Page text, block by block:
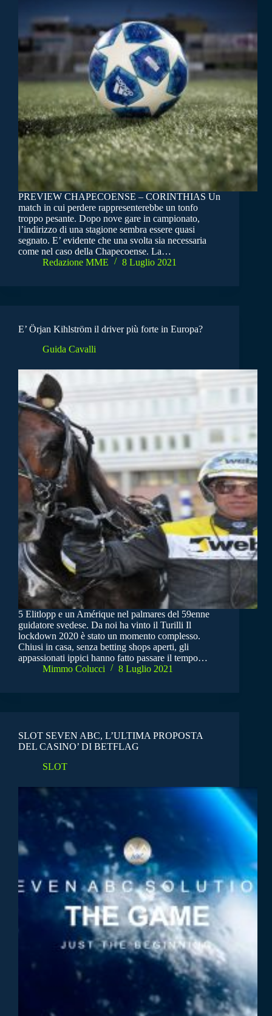
PREVIEW CHAPECOENSE – CORINTHIAS Un
match in cui perdere rappresenterebbe un tonfo
troppo pesante. Dopo nove gare in campionato,
l’indirizzo di una stagione sembra essere quasi
segnato. E’ evidente che una svolta sia necessaria
come nel caso della Chapecoense. La…
Redazione MME
8 Luglio 2021
E’ Örjan Kihlström il driver più forte in Europa?
Guida Cavalli
5 Elitlopp e un Amérique nel palmares del 59enne
guidatore svedese. Da noi ha vinto il Turilli Il
lockdown 2020 è stato un momento complesso.
Chiusi in casa, senza betting shops aperti, gli
appassionati ippici hanno fatto passare il tempo…
Mimmo Colucci
8 Luglio 2021
SLOT SEVEN ABC, L’ULTIMA PROPOSTA
DEL CASINO’ DI BETFLAG
SLOT